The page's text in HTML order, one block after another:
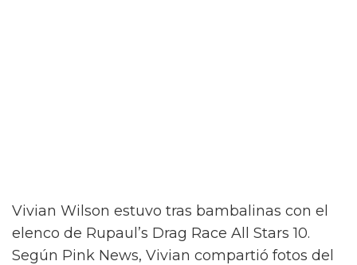
Vivian Wilson estuvo tras bambalinas con el
elenco de Rupaul’s Drag Race All Stars 10.
Según Pink News, Vivian compartió fotos del